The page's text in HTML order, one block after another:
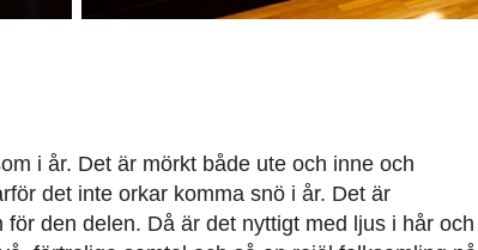
i år. Det är mörkt både ute och inne och
det inte orkar komma snö i år. Det är
den delen. Då är det nyttigt med ljus i hår och